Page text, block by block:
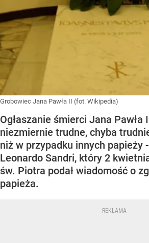
Grobowiec Jana Pawła II (fot. Wikipedia)
Ogłaszanie śmierci Jana Pawła
niezmiernie trudne, chyba
niż w przypadku innych papieży
Leonardo Sandri, który 2
św. Piotra podał wiadomość o
papieża.